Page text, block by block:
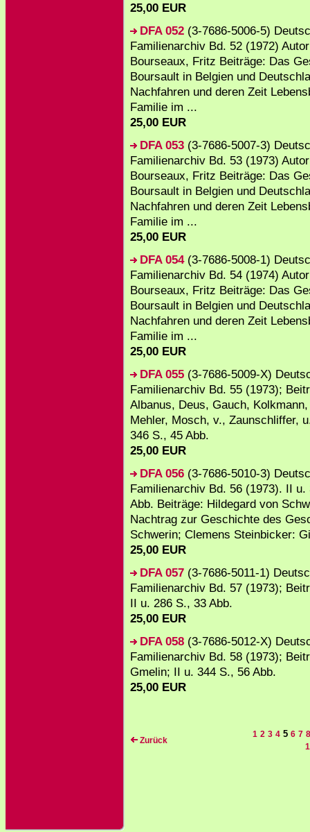
25,00 EUR
DFA 052 (3-7686-5006-5)
Familienarchiv Bd. 52 (1972)
Bourseaux, Fritz Beiträge: Das
Boursault in Belgien und
Nachfahren und deren Zeit
Familie im ...
25,00 EUR
DFA 053 (3-7686-5007-3)
Familienarchiv Bd. 53 (1973)
Bourseaux, Fritz Beiträge: Das
Boursault in Belgien und
Nachfahren und deren Zeit
Familie im ...
25,00 EUR
DFA 054(3-7686-5008-1)
Familienarchiv Bd. 54 (1974)
Bourseaux, Fritz Beiträge: Das
Boursault in Belgien und
Nachfahren und deren Zeit
Familie im ...
25,00 EUR
DFA 055 (3-7686-5009-X)
Familienarchiv Bd. 55 (1973);
Albanus, Deus, Gauch,
Mehler, Mosch, v., Zaunschliffer,
346 S., 45 Abb.
25,00 EUR
DFA 056 (3-7686-5010-3)
Familienarchiv Bd. 56 (1973). II u.
Abb. Beiträge: Hildegard von
Nachtrag zur Geschichte des
Schwerin; Clemens Steinbicker:
25,00 EUR
DFA 057 (3-7686-5011-1)
Familienarchiv Bd. 57 (1973);
II u. 286 S., 33 Abb.
25,00 EUR
DFA 058 (3-7686-5012-X)
Familienarchiv Bd. 58 (1973);
Gmelin; II u. 344 S., 56 Abb.
25,00 EUR
Zurück
1 2 3 4 5 6 7 8